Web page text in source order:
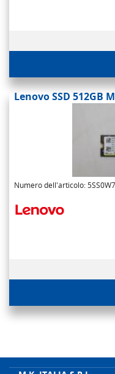
Lenovo SSD 512GB
Numero dell'articolo: